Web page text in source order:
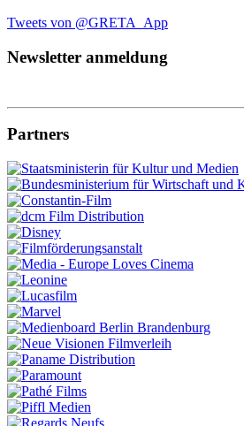
Tweets von @GRETA_App
Newsletter anmeldung
Partners